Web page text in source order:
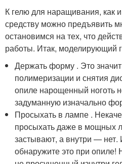
К гелю для наращивания, как
средству можно предъявить
остановимся на тех, что
работы. Итак, моделирующий
Держать форму . Это
полимеризации и снятия
опиле нарощенный ноготь
задуманную изначально
Просыхать в лампе .
просыхать даже в мощных
застывают, а внутри —
обнаружите это при опиле!